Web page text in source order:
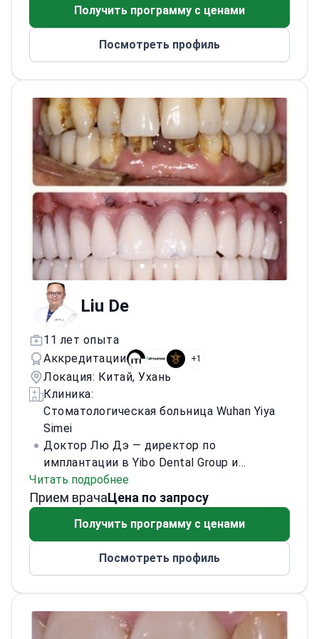
китайской медицины. Клинические
позвоночника, эндопротезирование
Награды и назначения: Сямэньская медаль
1 Мая за труд и провинциальные награды
за медицинские спасательные операции.
Заместитель председателя в нескольких
ортопедических ассоциациях. Член
Постоянного комитета по ортопедии и
реабилитации.
Получить программу с ценами
Посмотреть профиль
Liu De
11 лет опыта
Аккредитации
+1
Локация: Китай, Ухань
Клиника:
Стоматологическая больница Wuhan Yiya
Simei
Доктор Лю Дэ — директор по
имплантации в Yibo Dental Group и
лицензированный врач-стоматолог. 20
июня 2014 года получил степень доктора
стоматологии Сычуаньского
лицензированный практикующий
Сертифицированный клиницист по
итальянской системе имплантатов B&B.
Читать подробнее
Прием врачаЦена по запросу
Получить программу с ценами
Посмотреть профиль